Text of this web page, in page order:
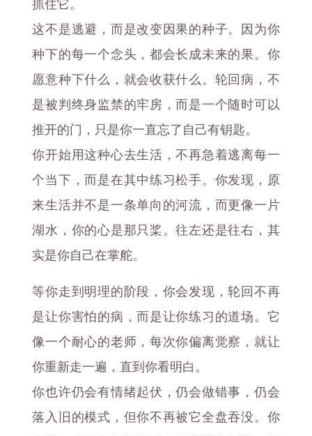
抓住它。
这不是逃避，而是改变因果的种子。因为你
种下的每一个念头，都会长成未来的果。你
愿意种下什么，就会收获什么。轮回病，不
是被判终身监禁的牢房，而是一个随时可以
推开的门，只是你一直忘了自己有钥匙。
你开始用这种心去生活，不再急着逃离每一
个当下，而是在其中练习松手。你发现，原
来生活并不是一条单向的河流，而更像一片
湖水，你的心是那只桨。往左还是往右，其
实是你自己在掌舵。
等你走到明理的阶段，你会发现，轮回不再
是让你害怕的病，而是让你练习的道场。它
像一个耐心的老师，每次你偏离觉察，就让
你重新走一遍，直到你看明白。
你也许仍会有情绪起伏，仍会做错事，仍会
落入旧的模式，但你不再被它全盘吞没。你